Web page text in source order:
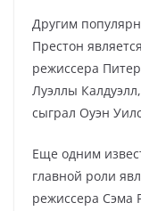
Другим
Престон
режиссера
Луэллы
сыграл Оуэн
Еще одним
главной роли
режиссера Сэма